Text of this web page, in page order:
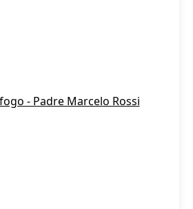
- Padre Marcelo Rossi